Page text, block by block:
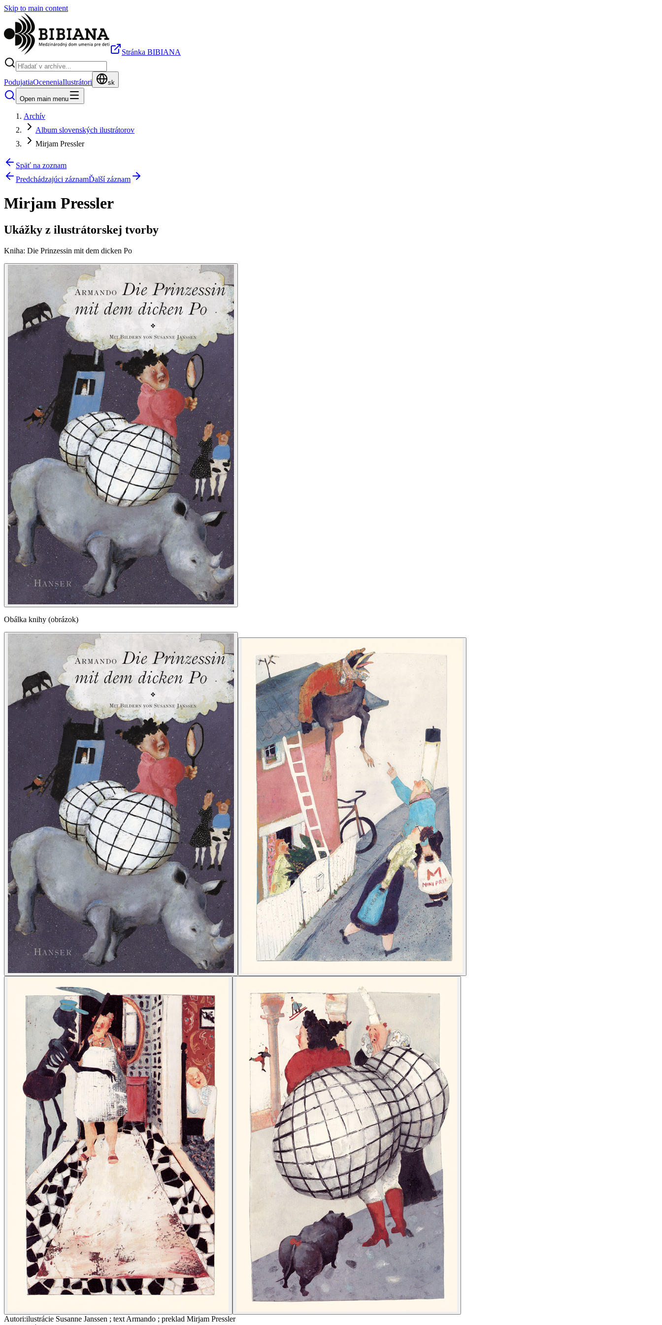
Skip to main content
Stránka BIBIANA
PodujatiaOceneniaIlustrátori sk
Open main menu
Archív
Album slovenských ilustrátorov
Mirjam Pressler
Späť na zoznam
Predchádzajúci záznamĎalší záznam
Mirjam Pressler
Ukážky z ilustrátorskej tvorby
Kniha: Die Prinzessin mit dem dicken Po
Obálka knihy (obrázok)
Autori:ilustrácie Susanne Janssen ; text Armando ; preklad Mirjam Pressler